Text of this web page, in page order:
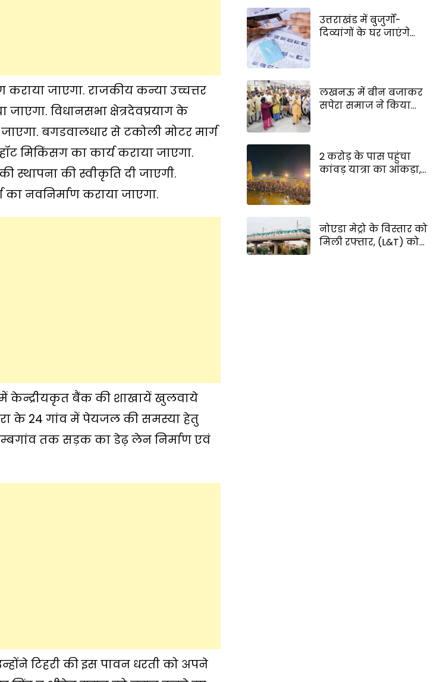
जाएगा. राजकीय कन्या उच्चत्तर
विधानसभा क्षेत्रदेवप्रयाग के
बगडवालधार से टकोली मोटर मार्ग
मिकिंसग का कार्य कराया जाएगा.
स्थापना की स्वीकृति दी जाएगी.
का नवनिर्माण कराया जाएगा.
में केन्द्रीयकृत बैंक की शाखायें खुलवाये
के 24 गांव में पेयजल की समस्या हेतु
तक सड़क का डेढ़ लेन निर्माण एवं
टिहरी की इस पावन धरती को अपने
उत्तराखंड में बुजुर्गों-
दिव्यांगों के घर जाएंगे
लखनऊ में बीन बजाकर
सपेरा समाज ने किया
सम्मानजनक जीवन देने
का वादा
2 करोड़ के पास पहुंचा
कांवड़ यात्रा का आंकड़ा,
नोएडा मेट्रो के विस्तार को
मिली रफ्तार, (L&T) को